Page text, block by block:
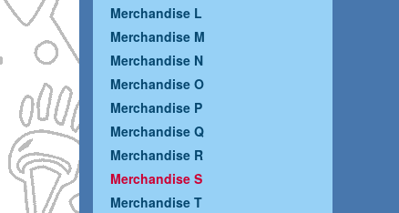
Merchandise L
Merchandise M
Merchandise N
Merchandise O
Merchandise P
Merchandise Q
Merchandise R
Merchandise S
Merchandise T